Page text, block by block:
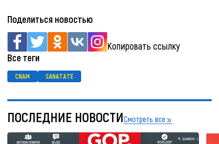
Поделиться новостью
Копировать ссылку
Все теги
CNAM SANATATE
ПОСЛЕДНИЕ НОВОСТИСмотреть все